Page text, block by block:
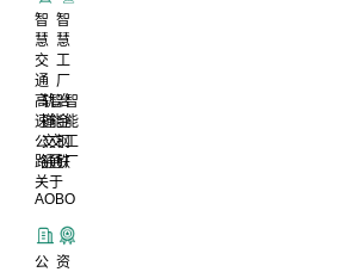
智
慧
交
通
高
速
公
路
轨
道
交
通
智
能
交
通
智
慧
工
厂
冶
金
钢
铁
智
能
工
厂
关于
AOBO
公 资